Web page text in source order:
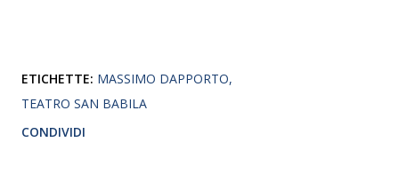
ETICHETTE: MASSIMO DAPPORTO
TEATRO SAN BABILA
CONDIVIDI